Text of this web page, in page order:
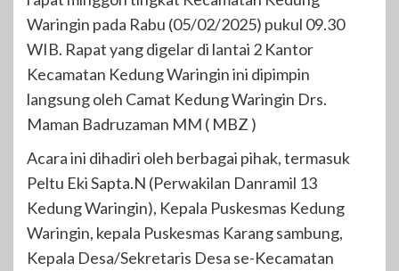
Waringin pada Rabu (05/02/2025) pukul 09.30
WIB. Rapat yang digelar di lantai 2 Kantor
Kecamatan Kedung Waringin ini dipimpin
langsung oleh Camat Kedung Waringin Drs.
Maman Badruzaman MM ( MBZ )
Acara ini dihadiri oleh berbagai pihak, termasuk
Peltu Eki Sapta.N (Perwakilan Danramil 13
Kedung Waringin), Kepala Puskesmas Kedung
Waringin, kepala Puskesmas Karang sambung,
Kepala Desa/Sekretaris Desa se-Kecamatan